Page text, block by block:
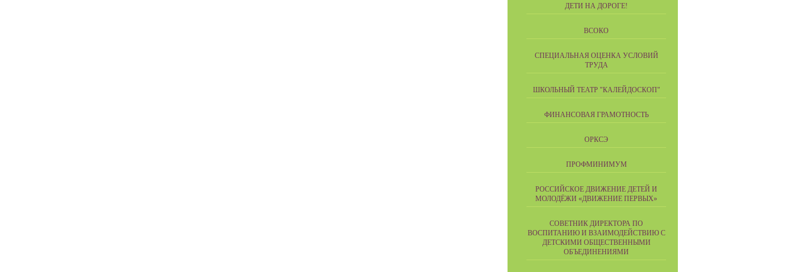
ДЕТИ НА ДОРОГЕ!
ВСОКО
СПЕЦИАЛЬНАЯ ОЦЕНКА УСЛОВИЙ
ТРУДА
ШКОЛЬНЫЙ ТЕАТР "КАЛЕЙДОСКОП"
ФИНАНСОВАЯ ГРАМОТНОСТЬ
ОРКСЭ
ПРОФМИНИМУМ
РОССИЙСКОЕ ДВИЖЕНИЕ ДЕТЕЙ И
МОЛОДЁЖИ «ДВИЖЕНИЕ ПЕРВЫХ»
СОВЕТНИК ДИРЕКТОРА ПО
ВОСПИТАНИЮ И ВЗАИМОДЕЙСТВИЮ С
ДЕТСКИМИ ОБЩЕСТВЕННЫМИ
ОБЪЕДИНЕНИЯМИ